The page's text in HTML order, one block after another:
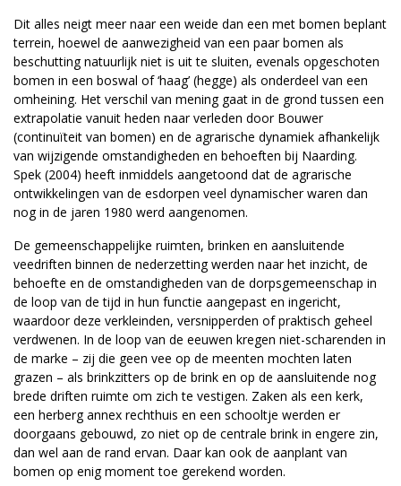
Dit alles neigt meer naar een weide dan een met bomen beplant
terrein, hoewel de aanwezigheid van een paar bomen als
beschutting natuurlijk niet is uit te sluiten, evenals opgeschoten
bomen in een boswal of ‘haag’ (hegge) als onderdeel van een
omheining. Het verschil van mening gaat in de grond tussen een
extrapolatie vanuit heden naar verleden door Bouwer
(continuïteit van bomen) en de agrarische dynamiek afhankelijk
van wijzigende omstandigheden en behoeften bij Naarding.
Spek (2004) heeft inmiddels aangetoond dat de agrarische
ontwikkelingen van de esdorpen veel dynamischer waren dan
nog in de jaren 1980 werd aangenomen.
De gemeenschappelijke ruimten, brinken en aansluitende
veedriften binnen de nederzetting werden naar het inzicht, de
behoefte en de omstandigheden van de dorpsgemeenschap in
de loop van de tijd in hun functie aangepast en ingericht,
waardoor deze verkleinden, versnipperden of praktisch geheel
verdwenen. In de loop van de eeuwen kregen niet-scharenden in
de marke – zij die geen vee op de meenten mochten laten
grazen – als brinkzitters op de brink en op de aansluitende nog
brede driften ruimte om zich te vestigen. Zaken als een kerk,
een herberg annex rechthuis en een schooltje werden er
doorgaans gebouwd, zo niet op de centrale brink in engere zin,
dan wel aan de rand ervan. Daar kan ook de aanplant van
bomen op enig moment toe gerekend worden.